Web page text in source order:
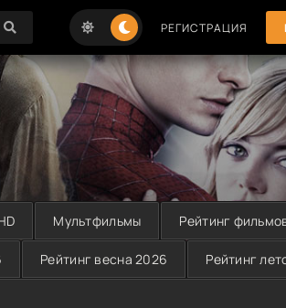
РЕГИСТРАЦИЯ
Мультфильмы Рейтинг
Рейтинг весна 2026 Рейтинг